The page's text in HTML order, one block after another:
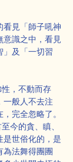
見「師子吼神
意識之中，看見
」及「一切習
，不動而存
一般人不去注
完全忽略了。
今的貪、瞋、
世俗化的，是
為法舞得團團